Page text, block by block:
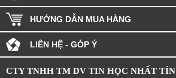
HƯỚNG DẪN MUA HÀNG
LIÊN HỆ - GÓP Ý
CTY TNHH TM DV TIN HỌC NHẤT TÍN